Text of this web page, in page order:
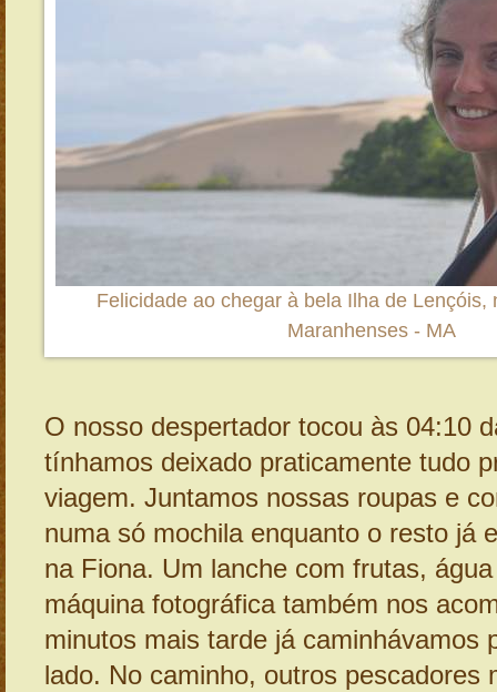
Felicidade ao chegar à bela Ilha de Lençóis,
Maranhenses - MA
O nosso despertador tocou às 04:10
tínhamos deixado praticamente tudo
viagem. Juntamos nossas roupas e
numa só mochila enquanto o resto já
na Fiona. Um lanche com frutas,
máquina fotográfica também nos
minutos mais tarde já caminhávamos
lado. No caminho, outros pescadores